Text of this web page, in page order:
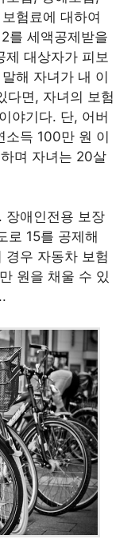
험료에 대하여
를 세액공제받을
대상자가 피보
해 자녀가 내 이
다면, 자녀의 보험
야기다. 단, 어버
소득 100만 원 이
며 자녀는 20살
장애인전용 보장
로 15를 공제해
경우 자동차 보험
원을 채울 수 있